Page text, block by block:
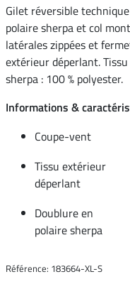
Gilet réversible
polaire sherpa et col
latérales zippées et
extérieur déperlant.
sherpa : 100 % polyester.
Informations &
Coupe-vent
Tissu extérieur
déperlant
Doublure en
polaire sherpa
Référence: 183664-XL-S